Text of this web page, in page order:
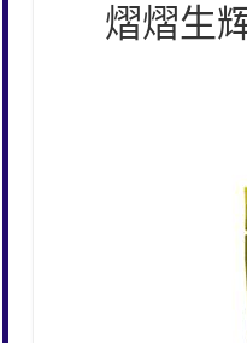
熠熠生